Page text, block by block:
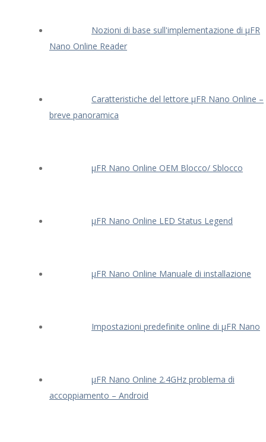
Nozioni di base sull'implementazione di μFR
Nano Online Reader
Caratteristiche del lettore μFR Nano Online –
breve panoramica
μFR Nano Online OEM Blocco/ Sblocco
μFR Nano Online LED Status Legend
μFR Nano Online Manuale di installazione
Impostazioni predefinite online di μFR Nano
μFR Nano Online 2.4GHz problema di
accoppiamento – Android